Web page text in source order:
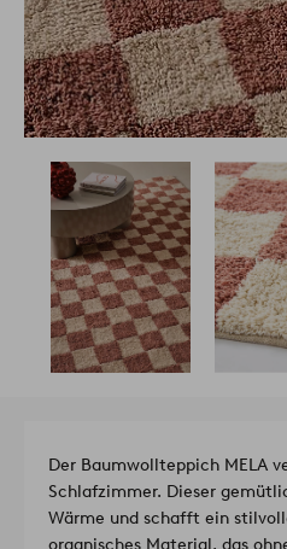
Der Baumwollteppich MELA
Schlafzimmer. Dieser
Wärme und schafft ein
organisches Material, das